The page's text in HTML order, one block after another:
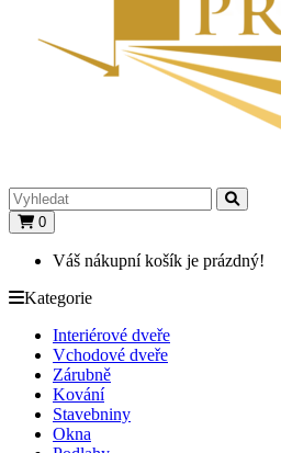
0
Váš nákupní košík je prázdný!
Kategorie
Interiérové dveře
Vchodové dveře
Zárubně
Kování
Stavebniny
Okna